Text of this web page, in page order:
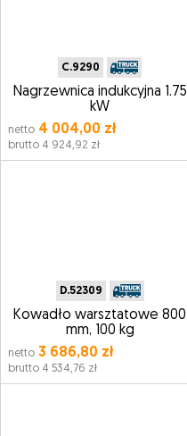
C.9290
Nagrzewnica indukcyjna 1.75
kW
netto 4 004,00 zł
brutto 4 924,92 zł
D.52309
Kowadło warsztatowe 800
mm, 100 kg
netto 3 686,80 zł
brutto 4 534,76 zł